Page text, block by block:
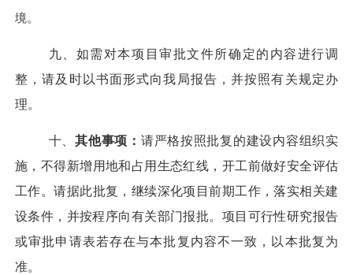
境。
九、如需对本项目审批文件所确定的内容进行调
整，请及时以书面形式向我局报告，并按照有关规定办
理。
十 、其他事项： 请严格按照批复的建设内容组织实
施， 不得新增用地和占用生态红线，开工前做好安全评估
工作。请据此批复，继续深化项目前期工作，落实相关建
设条件，并按程序向有关部门报批。 项目可行性研究报告
或审批申请表若存在与本批复内容不一致，以本批复为
准。